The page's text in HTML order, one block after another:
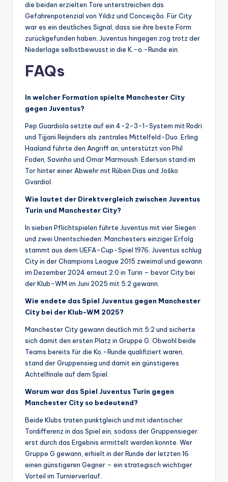
die beiden erzielten Tore unterstreichen das
Gefahrenpotenzial von Yıldız und Conceição. Für City
war es ein deutliches Signal, dass sie ihre beste Form
zurückgefunden haben; Juventus hingegen zog trotz der
Niederlage selbstbewusst in die K.-o.-Runde ein.
FAQs
In welcher Formation spielte Manchester City
gegen Juventus?
Pep Guardiola setzte auf ein 4-2-3-1-System mit Rodri
und Tijjani Reijnders als zentrales Mittelfeld-Duo. Erling
Haaland führte den Angriff an, unterstützt von Phil
Foden, Savinho und Omar Marmoush. Ederson stand im
Tor hinter einer Abwehr mit Rúben Dias und Joško
Gvardiol.
Wie lautet der Direktvergleich zwischen Juventus
Turin und Manchester City?
In sieben Pflichtspielen führte Juventus mit vier Siegen
und zwei Unentschieden. Manchesters einziger Erfolg
stammt aus dem UEFA-Cup-Spiel 1976. Juventus schlug
City in der Champions League 2015 zweimal und gewann
im Dezember 2024 erneut 2:0 in Turin – bevor City bei
der Klub-WM im Juni 2025 mit 5:2 gewann.
Wie endete das Spiel Juventus gegen Manchester
City bei der Klub-WM 2025?
Manchester City gewann deutlich mit 5:2 und sicherte
sich damit den ersten Platz in Gruppe G. Obwohl beide
Teams bereits für die Ko.-Runde qualifiziert waren,
stand der Gruppensieg und damit ein günstigeres
Achtelfinale auf dem Spiel.
Warum war das Spiel Juventus Turin gegen
Manchester City so bedeutend?
Beide Klubs traten punktgleich und mit identischer
Tordifferenz in das Spiel ein, sodass der Gruppensieger
erst durch das Ergebnis ermittelt werden konnte. Wer
Gruppe G gewann, erhielt in der Runde der letzten 16
einen günstigeren Gegner – ein strategisch wichtiger
Vorteil im Turnierverlauf.